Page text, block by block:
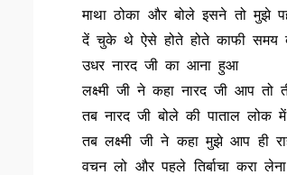
माथा ठोका और बोले इसने तो मुझे
दें चुके थे ऐसे होते होते काफी समय
उधर नारद जी का आना हुआ
लक्ष्मी जी ने कहा नारद जी आप तो
तब नारद जी बोले की पाताल लोक
तब लक्ष्मी जी ने कहा मुझे आप ही
वचन लो और पहले तिर्बाचा करा